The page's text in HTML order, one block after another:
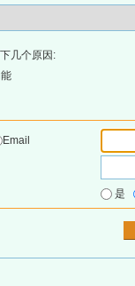
几个原因:
Email
是